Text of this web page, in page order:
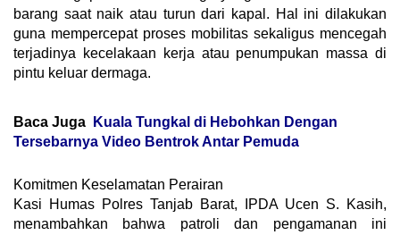
barang saat naik atau turun dari kapal. Hal ini dilakukan
guna mempercepat proses mobilitas sekaligus mencegah
terjadinya kecelakaan kerja atau penumpukan massa di
pintu keluar dermaga.
Baca Juga
Kuala Tungkal di Hebohkan Dengan
Tersebarnya Video Bentrok Antar Pemuda
​Komitmen Keselamatan Perairan
​Kasi Humas Polres Tanjab Barat, IPDA Ucen S. Kasih,
menambahkan bahwa patroli dan pengamanan ini